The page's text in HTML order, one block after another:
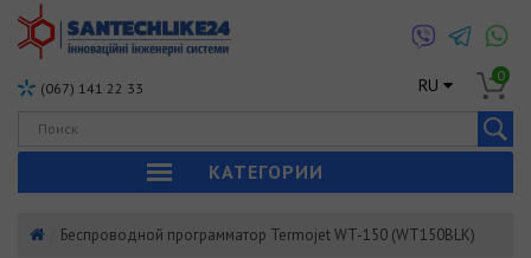
(067) 141 22 33 RU 0
КАТЕГОРИИ
Беспроводной программатор Termojet WT-150 (WT150BLK)